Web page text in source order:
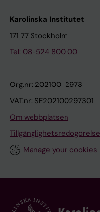
Karolinska Institutet
171 77 Stockholm
Tel: 08-524 800 00
Org.nr: 202100-2973
VAT.nr: SE202100297301
Om webbplatsen
Tillgänglighetsredogörelse
Manage your cookies